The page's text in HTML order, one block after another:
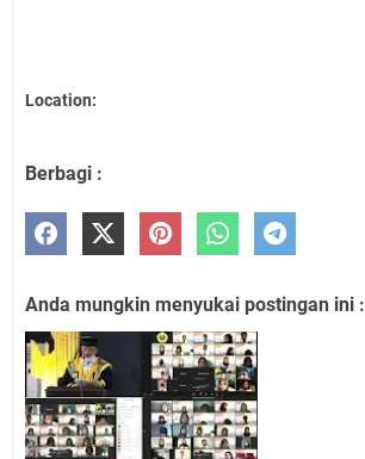
Location:
Berbagi :
Anda mungkin menyukai postingan ini :